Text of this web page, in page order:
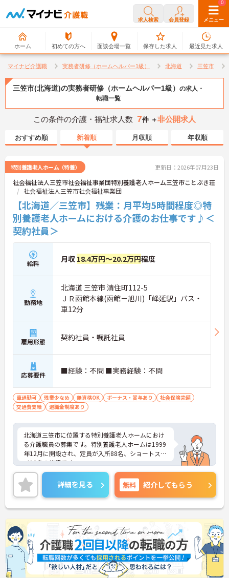
求人検索 会員登録 メニュー
ホーム 初めての方へ 面談会場一覧
0
保存した求人
0
最近見た求人
マイナビ介護職 実務者研修（ホームヘルパー1級） 北海道 三笠市
三笠市(北海道)の実務者研修（ホームヘルパー1級） の求人・
転職一覧
この条件の介護・福祉求人数 7件 ＋非公開求人
おすすめ順 新着順 月収順 年収順
特別養護老人ホーム（特養） 更新日：2026年07月23日
社会福祉法人三笠市社会福祉事業団特別養護老人ホーム三笠市ことぶき荘
社会福祉法人三笠市社会福祉事業団
【北海道／三笠市】残業：月平均5時間程度◎特
別養護老人ホームにおける介護のお仕事です♪＜
契約社員＞
給料 月収 18.4万円～20.2万円程度
勤務地
北海道 三笠市 清住町112-5
ＪＲ函館本線(函館－旭川)「峰延駅」バス・
車12分
雇用形態 契約社員・嘱託社員
応募要件 ■経験：不問 ■実務経験：不問
車通勤可 残業少なめ 無資格OK ボーナス・賞与あり
社会保険完備
交通費支給
退職金制度あり
北海道三笠市に位置する特別養護老人ホームにおけ
る介護職員の募集です。特別養護老人ホームは1999
年12月に開設され、定員が入所88名、ショートステ
イ12名の施設です。
残業は月平均5時間程度と少なめです。ワークライフ
バランスを保ちながらご勤務いただけます。また、
育児休業・介護休業・看護休暇の取得実績があり、
ライフステージが変化しても安心してお勤めいただ
ける環境です。
ご興味のある方には、面接対策ポイントなど、さら
に詳細をご案内しますのでお気軽にご相談くださ
い！
詳細を見る 無料 紹介してもらう